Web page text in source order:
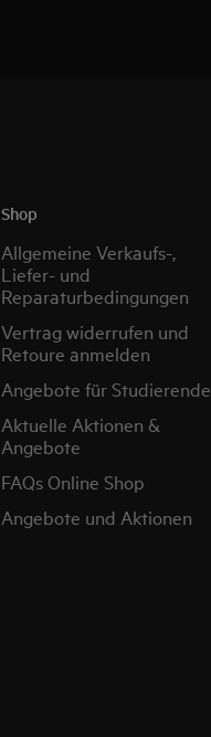
Shop
Allgemeine Verkaufs-,
Liefer- und
Reparaturbedingungen
Vertrag widerrufen und
Retoure anmelden
Angebote für Studierende
Aktuelle Aktionen &
Angebote
FAQs Online Shop
Angebote und Aktionen